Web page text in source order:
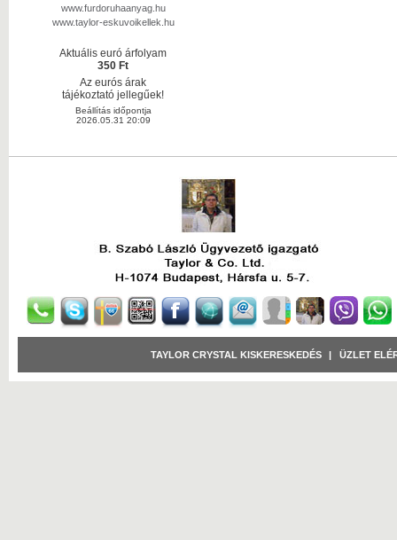
www.furdoruhaanyag.hu
www.taylor-eskuvoikellek.hu
Aktuális euró árfolyam
350 Ft
Az eurós árak
tájékoztató jellegűek!
Beállítás időpontja
2026.05.31 20:09
TAYLOR CRYSTAL KISKERESKEDÉS ÜZLET